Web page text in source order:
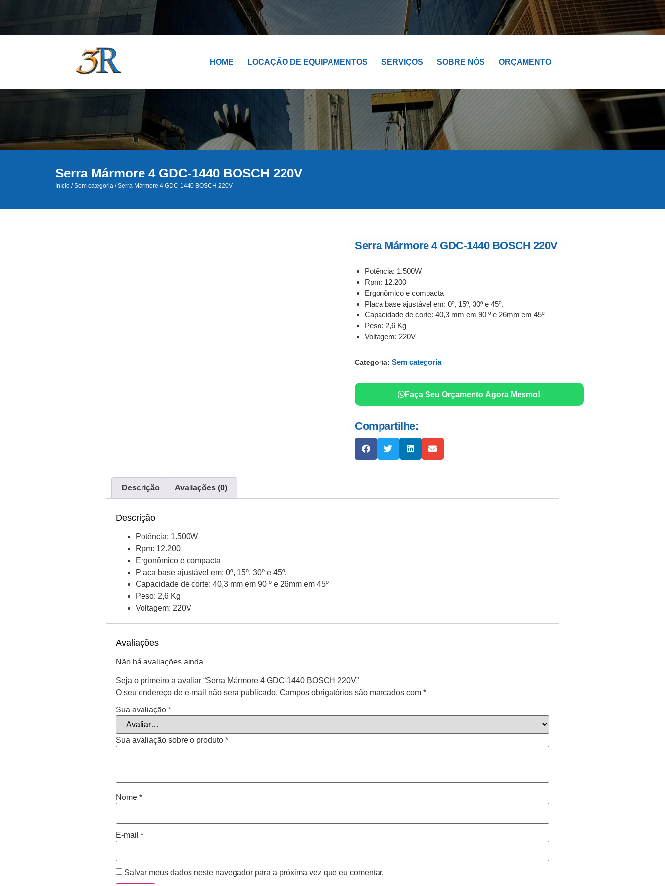
HOME LOCAÇÃO DE EQUIPAMENTOS SERVIÇOS SOBRE NÓS ORÇAMENTO
Serra Mármore 4 GDC-1440 BOSCH 220V
Início /Sem categoria / Serra Mármore 4 GDC-1440 BOSCH 220V
Serra Mármore 4 GDC-1440 BOSCH 220V
Potência: 1.500W
Rpm: 12.200
Ergonômico e compacta
Placa base ajustável em: 0º, 15º, 30º e 45º.
Capacidade de corte: 40,3 mm em 90 º e 26mm em 45º
Peso: 2,6 Kg
Voltagem: 220V
Categoria: Sem categoria
Faça Seu Orçamento Agora Mesmo!
Compartilhe:
Descrição Avaliações (0)
Descrição
Potência: 1.500W
Rpm: 12.200
Ergonômico e compacta
Placa base ajustável em: 0º, 15º, 30º e 45º.
Capacidade de corte: 40,3 mm em 90 º e 26mm em 45º
Peso: 2,6 Kg
Voltagem: 220V
Avaliações
Não há avaliações ainda.
Seja o primeiro a avaliar “Serra Mármore 4 GDC-1440 BOSCH 220V”
O seu endereço de e-mail não será publicado. Campos obrigatórios são marcados com*
Sua avaliação*
Sua avaliação sobre o produto*
Nome*
E-mail*
Salvar meus dados neste navegador para a próxima vez que eu comentar.